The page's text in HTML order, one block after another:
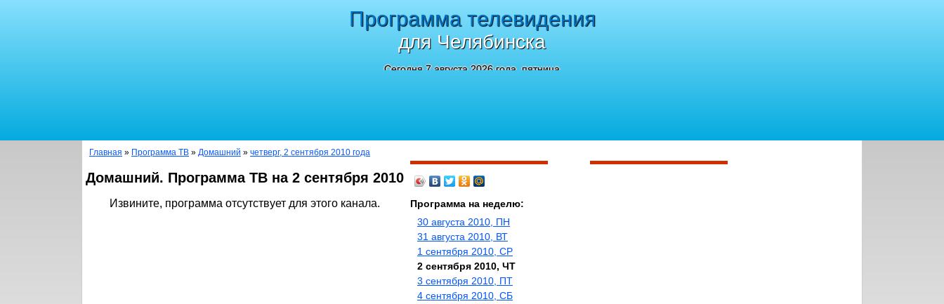
Программа телевидения
для Челябинска
Сегодня 7 августа 2026 года, пятница
Главная » Программа ТВ » Домашний » четверг, 2 сентября 2010 года
Домашний. Программа ТВ на 2 сентября 2010
Извините, программа отсутствует для этого канала.
Программа на неделю:
30 августа 2010, ПН
31 августа 2010, ВТ
1 сентября 2010, СР
2 сентября 2010, ЧТ
3 сентября 2010, ПТ
4 сентября 2010, СБ